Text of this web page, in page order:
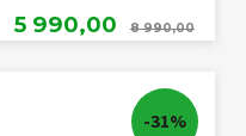
Tilbud
5 990,00 8 990,00
-31%